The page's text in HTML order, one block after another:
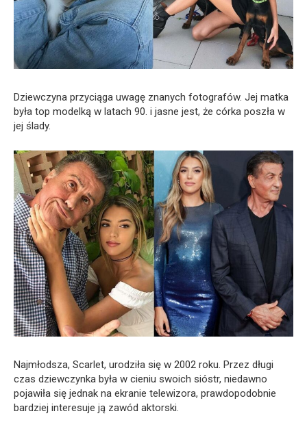
Dziewczyna przyciąga uwagę znanych fotografów. Jej matka
była top modelką w latach 90. i jasne jest, że córka poszła w
jej ślady.
Najmłodsza, Scarlet, urodziła się w 2002 roku. Przez długi
czas dziewczynka była w cieniu swoich sióstr, niedawno
pojawiła się jednak na ekranie telewizora, prawdopodobnie
bardziej interesuje ją zawód aktorski.